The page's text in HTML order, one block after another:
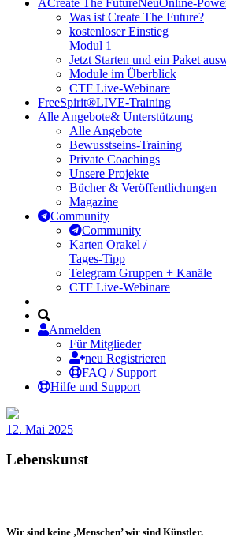
Was ist Create The Future?
kostenloser Einstieg
Modul 1
Jetzt Starten und ein Paket
Module im Überblick
CTF Live-Webinare
FreeSpirit®LIVE-Training
Alle Angebote& Unterstützung
Alle Angebote
Bewusstseins-Training
Private Coachings
Unsere Projekte
Bücher & Veröffentlichungen
Magazine
Community
Community
Karten Orakel /
Tages-Tipp
Telegram Gruppen + Kanäle
CTF Live-Webinare
Anmelden
Für Mitglieder
neu Registrieren
FAQ / Support
Hilfe und Support
12. Mai 2025
Lebenskunst
Wir sind keine ‚Menschen’ wir sind Künstler.